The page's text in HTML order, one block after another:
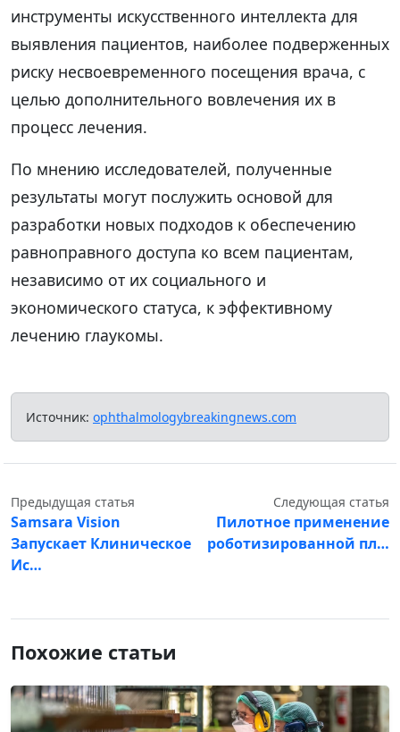
инструменты искусственного интеллекта для
выявления пациентов, наиболее подверженных
риску несвоевременного посещения врача, с
целью дополнительного вовлечения их в
процесс лечения.
По мнению исследователей, полученные
результаты могут послужить основой для
разработки новых подходов к обеспечению
равноправного доступа ко всем пациентам,
независимо от их социального и
экономического статуса, к эффективному
лечению глаукомы.
Источник: ophthalmologybreakingnews.com
Предыдущая статья
Samsara Vision
Запускает Клиническое
Ис…
Следующая статья
Пилотное применение
роботизированной пл…
Похожие статьи